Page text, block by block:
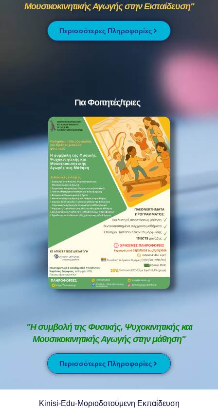
Μουσικοκινητικής Αγωγής στην Εκπαίδευση"
Περισσότερες Πληροφορίες
Για Φοιτητές/τριες
"Η συμβολή της Φυσικής, Ψυχοκινητικής και
Μουσικοκινητικής Αγωγής στην μάθηση"
Περισσότερες Πληροφορίες
Kinisi-Edu-Μοριοδοτούμενη Εκπαίδευση